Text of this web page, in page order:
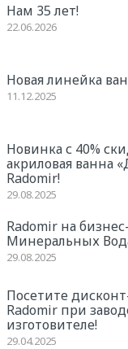
Нам 35 лет!
22.06.2026
Новая линейка
11.12.2025
Новинка с 40%
акриловая ванна
Radomir!
29.08.2025
Radomir на
Минеральных
29.08.2025
Посетите
Radomir при
изготовителе!
29.04.2025